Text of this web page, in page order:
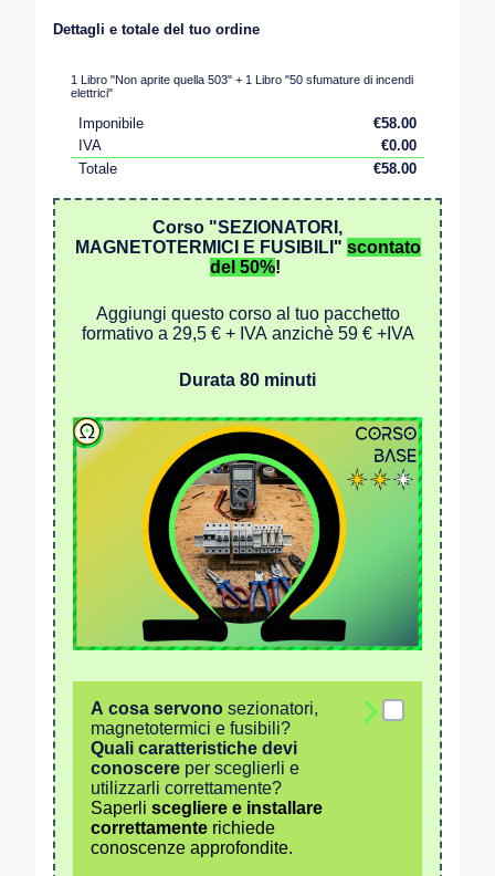
Dettagli e totale del tuo ordine
1 Libro "Non aprite quella 503" + 1 Libro "50 sfumature di incendi
elettrici"
Imponibile €58.00
IVA
€0.00
Totale
€58.00
Corso "SEZIONATORI,
MAGNETOTERMICI E FUSIBILI " scontato
del 50%!
Aggiungi questo corso al tuo pacchetto
formativo a 29,5 € + IVA anzichè 59 € +IVA
Durata 80 minuti
A cosa servono sezionatori,
magnetotermici e fusibili?
Quali caratteristiche devi
conoscere per sceglierli e
utilizzarli correttamente?
Saperli scegliere e installare
correttamente richiede
conoscenze approfondite.